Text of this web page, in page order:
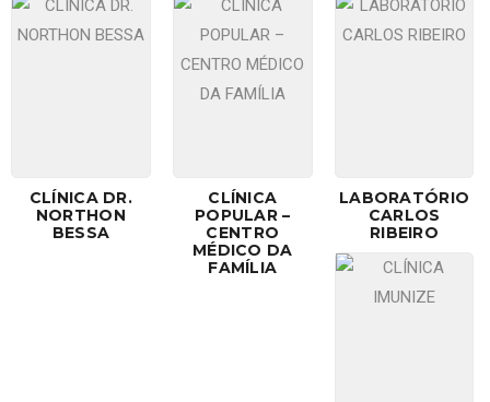
CLÍNICA DR.
NORTHON
BESSA
CLÍNICA
POPULAR –
CENTRO
MÉDICO DA
FAMÍLIA
LABORATÓRIO
CARLOS
RIBEIRO